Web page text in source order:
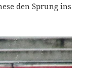
den Sprung ins